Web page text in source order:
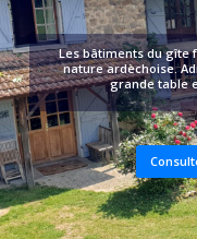
Les bâtiments du gîte
nature ardèchoise.
grande table